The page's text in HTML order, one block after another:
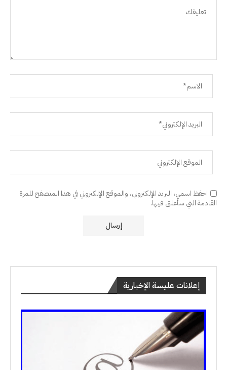
احفظ اسمي، البريد الإلكتروني، والموقع الإلكتروني في هذا المتصفح للمرة
القادمة التي سأعلق فيها.
إعلانات عليسة الإخبارية